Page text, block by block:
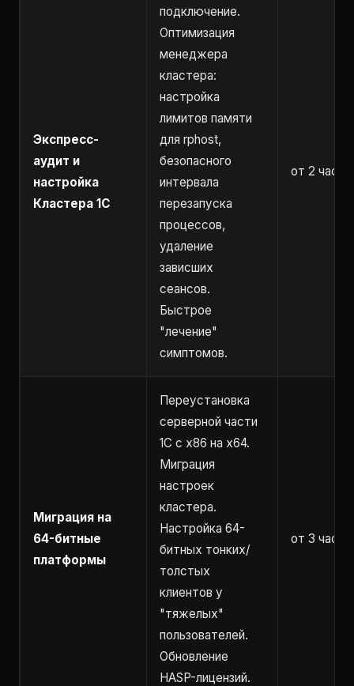
Экспресс-
аудит и
настройка
Кластера 1С
подключение.
Оптимизация
менеджера
кластера:
настройка
лимитов памяти
для rphost,
безопасного
интервала
перезапуска
процессов,
удаление
зависших
сеансов.
Быстрое
"лечение"
симптомов.
от 2 часов
Миграция на
64-битные
платформы
Переустановка
серверной части
1С с x86 на x64.
Миграция
настроек
кластера.
Настройка 64-
битных тонких/
толстых
клиентов у
"тяжелых"
пользователей.
Обновление
HASP-лицензий.
от 3 часов